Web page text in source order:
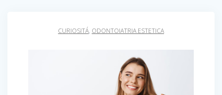
CURIOSITÁ, ODONTOIATRIA ESTETICA